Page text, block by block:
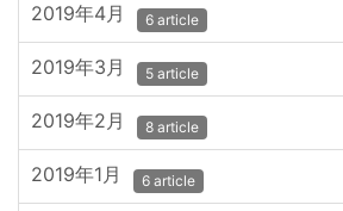
2019年4月 6 article
2019年3月 5 article
2019年2月 8 article
2019年1月 6 article